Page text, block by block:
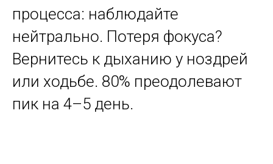
процесса: наблюдайте
нейтрально. Потеря фокуса?
Вернитесь к дыханию у ноздрей
или ходьбе. 80% преодолевают
пик на 4–5 день.